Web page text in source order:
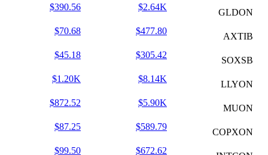
GLDON
$2.64K
$390.56
AXTIB
$477.80
$70.68
SOXSB
$305.42
$45.18
LLYON
$8.14K
$1.20K
MUON
$5.90K
$872.52
COPXON
$589.79
$87.25
$672.62
$99.50